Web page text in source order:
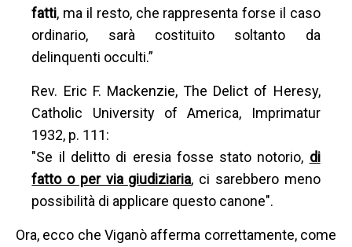
fatti, ma il resto, che rappresenta forse il caso
ordinario, sarà costituito soltanto da
delinquenti occulti.”
Rev. Eric F. Mackenzie, The Delict of Heresy,
Catholic University of America, Imprimatur
1932, p. 111:
"Se il delitto di eresia fosse stato notorio, di
fatto o per via giudiziaria, ci sarebbero meno
possibilità di applicare questo canone".
Ora, ecco che Viganò afferma correttamente, come